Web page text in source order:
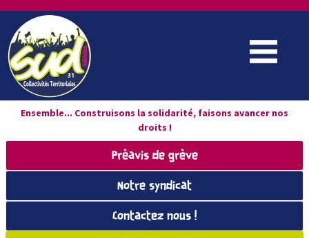
Ensemble... Construisons la solidarité, faisons avancer nos
droits !
Préavis de grève
Notre syndicat
Contactez nous !